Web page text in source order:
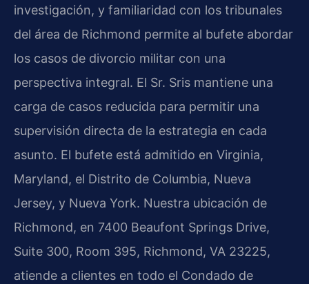
investigación, y familiaridad con los tribunales
del área de Richmond permite al bufete abordar
los casos de divorcio militar con una
perspectiva integral. El Sr. Sris mantiene una
carga de casos reducida para permitir una
supervisión directa de la estrategia en cada
asunto. El bufete está admitido en Virginia,
Maryland, el Distrito de Columbia, Nueva
Jersey, y Nueva York. Nuestra ubicación de
Richmond, en 7400 Beaufont Springs Drive,
Suite 300, Room 395, Richmond, VA 23225,
atiende a clientes en todo el Condado de